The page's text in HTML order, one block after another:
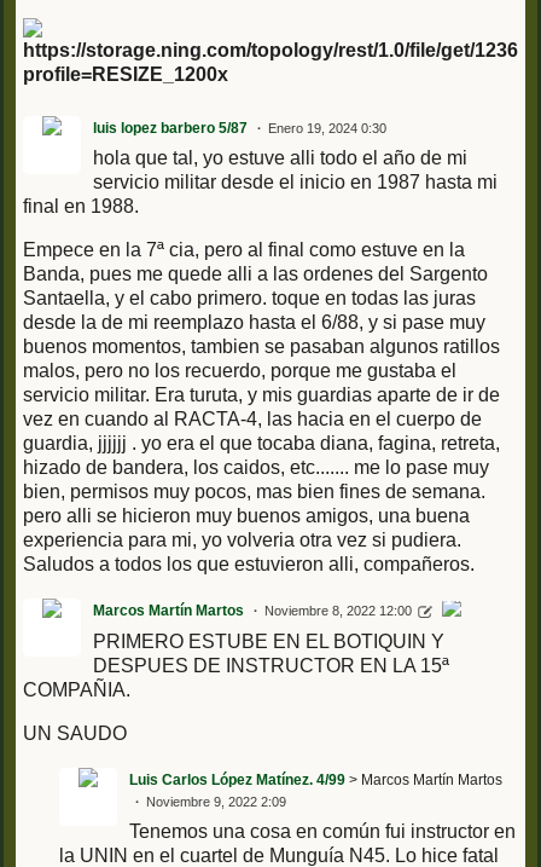
https://storage.ning.com/topology/rest/1.0/file/get/
profile=RESIZE_1200x
luis lopez barbero 5/87 Enero 19, 2024 0:30
hola que tal, yo estuve alli todo el año de mi
servicio militar desde el inicio en 1987 hasta mi
final en 1988.
Empece en la 7ª cia, pero al final como estuve en la
Banda, pues me quede alli a las ordenes del Sargento
Santaella, y el cabo primero. toque en todas las juras
desde la de mi reemplazo hasta el 6/88, y si pase muy
buenos momentos, tambien se pasaban algunos ratillos
malos, pero no los recuerdo, porque me gustaba el
servicio militar. Era turuta, y mis guardias aparte de ir de
vez en cuando al RACTA-4, las hacia en el cuerpo de
guardia, jjjjjj . yo era el que tocaba diana, fagina, retreta,
hizado de bandera, los caidos, etc....... me lo pase muy
bien, permisos muy pocos, mas bien fines de semana.
pero alli se hicieron muy buenos amigos, una buena
experiencia para mi, yo volveria otra vez si pudiera.
Saludos a todos los que estuvieron alli, compañeros.
Marcos Martín Martos Noviembre 8, 2022 12:00
PRIMERO ESTUBE EN EL BOTIQUIN Y
DESPUES DE INSTRUCTOR EN LA 15ª
COMPAÑIA.
UN SAUDO
Luis Carlos López Matínez. 4/99 > Marcos Martín Martos
Noviembre 9, 2022 2:09
Tenemos una cosa en común fui instructor en
la UNIN en el cuartel de Munguía N45. Lo hice fatal